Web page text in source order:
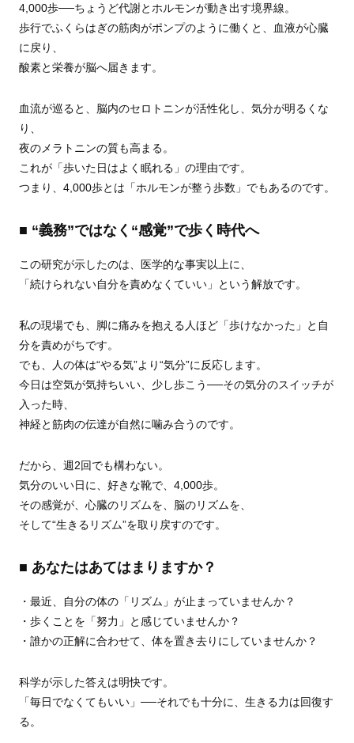
4,000歩──ちょうど代謝とホルモンが動き出す境界線。
歩行でふくらはぎの筋肉がポンプのように働くと、血液が心臓
に戻り、
酸素と栄養が脳へ届きます。
血流が巡ると、脳内のセロトニンが活性化し、気分が明るくな
り、
夜のメラトニンの質も高まる。
これが「歩いた日はよく眠れる」の理由です。
つまり、4,000歩とは「ホルモンが整う歩数」でもあるのです。
■ “義務”ではなく“感覚”で歩く時代へ
この研究が示したのは、医学的な事実以上に、
「続けられない自分を責めなくていい」という解放です。
私の現場でも、脚に痛みを抱える人ほど「歩けなかった」と自
分を責めがちです。
でも、人の体は“やる気”より“気分”に反応します。
今日は空気が気持ちいい、少し歩こう──その気分のスイッチが
入った時、
神経と筋肉の伝達が自然に噛み合うのです。
だから、週2回でも構わない。
気分のいい日に、好きな靴で、4,000歩。
その感覚が、心臓のリズムを、脳のリズムを、
そして“生きるリズム”を取り戻すのです。
■ あなたはあてはまりますか？
・最近、自分の体の「リズム」が止まっていませんか？
・歩くことを「努力」と感じていませんか？
・誰かの正解に合わせて、体を置き去りにしていませんか？
科学が示した答えは明快です。
「毎日でなくてもいい」──それでも十分に、生きる力は回復す
る。